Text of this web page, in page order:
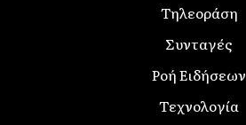
Τηλεοράση
Συνταγές
Ροή Ειδήσεων
Τεχνολογία